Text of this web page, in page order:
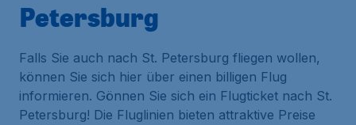
Petersburg
Falls Sie auch nach St. Petersburg fliegen wollen,
können Sie sich hier über einen billigen Flug
informieren. Gönnen Sie sich ein Flugticket nach St.
Petersburg! Die Fluglinien bieten attraktive Preise